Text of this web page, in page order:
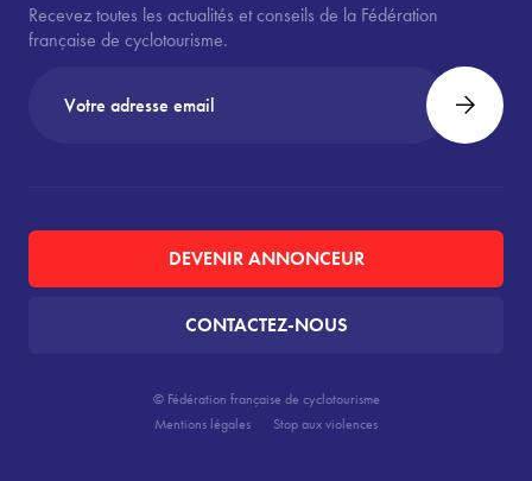
Recevez toutes les actualités et conseils de la Fédération
française de cyclotourisme.
DEVENIR ANNONCEUR
CONTACTEZ-NOUS
© Fédération française de cyclotourisme
Mentions légales
Stop aux violences